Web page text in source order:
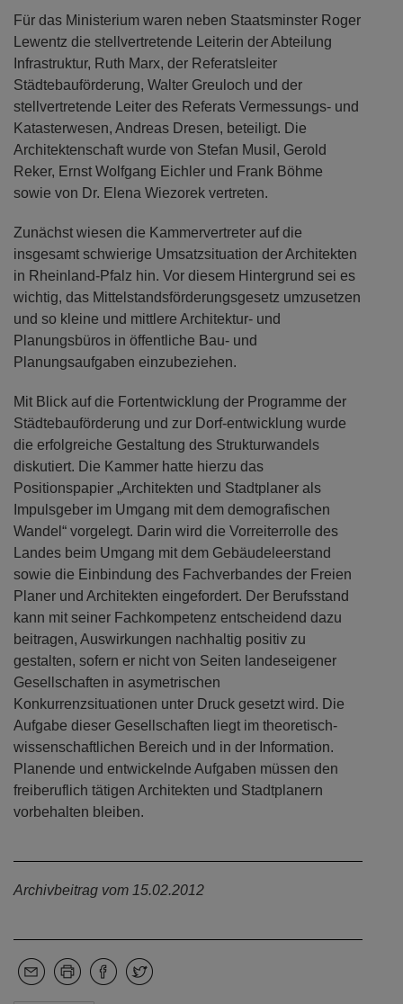
Für das Ministerium waren neben Staatsminster Roger
Lewentz die stellvertretende Leiterin der Abteilung
Infrastruktur, Ruth Marx, der Referatsleiter
Städtebauförderung, Walter Greuloch und der
stellvertretende Leiter des Referats Vermessungs- und
Katasterwesen, Andreas Dresen, beteiligt. Die
Architektenschaft wurde von Stefan Musil, Gerold
Reker, Ernst Wolfgang Eichler und Frank Böhme
sowie von Dr. Elena Wiezorek vertreten.
Zunächst wiesen die Kammervertreter auf die
insgesamt schwierige Umsatzsituation der Architekten
in Rheinland-Pfalz hin. Vor diesem Hintergrund sei es
wichtig, das Mittelstandsförderungsgesetz umzusetzen
und so kleine und mittlere Architektur- und
Planungsbüros in öffentliche Bau- und
Planungsaufgaben einzubeziehen.
Mit Blick auf die Fortentwicklung der Programme der
Städtebauförderung und zur Dorf-entwicklung wurde
die erfolgreiche Gestaltung des Strukturwandels
diskutiert. Die Kammer hatte hierzu das
Positionspapier „Architekten und Stadtplaner als
Impulsgeber im Umgang mit dem demografischen
Wandel“ vorgelegt. Darin wird die Vorreiterrolle des
Landes beim Umgang mit dem Gebäudeleerstand
sowie die Einbindung des Fachverbandes der Freien
Planer und Architekten eingefordert. Der Berufsstand
kann mit seiner Fachkompetenz entscheidend dazu
beitragen, Auswirkungen nachhaltig positiv zu
gestalten, sofern er nicht von Seiten landeseigener
Gesellschaften in asymetrischen
Konkurrenzsituationen unter Druck gesetzt wird. Die
Aufgabe dieser Gesellschaften liegt im theoretisch-
wissenschaftlichen Bereich und in der Information.
Planende und entwickelnde Aufgaben müssen den
freiberuflich tätigen Architekten und Stadtplanern
vorbehalten bleiben.
Archivbeitrag vom 15.02.2012